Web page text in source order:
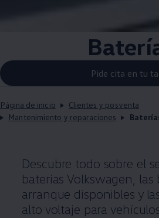
Pide cita en tu
Página de inicio
Clientes y posventa
Mantenimiento y reparaciones
Descubre todo sobre el
baterías Volkswagen ,
arranque disponibles y
alto voltaje para